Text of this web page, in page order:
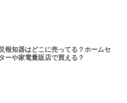
報知器はどこに売ってる？ホームセ
ーや家電量販店で買える？